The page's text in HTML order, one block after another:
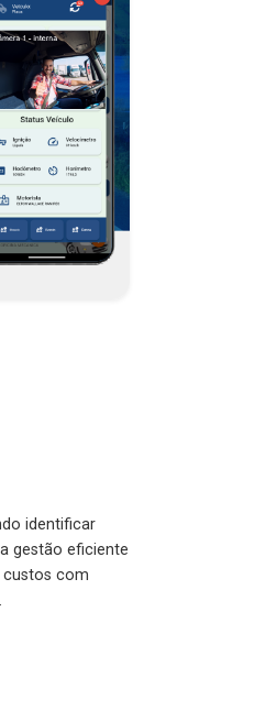
identificar
gestão eficiente
com